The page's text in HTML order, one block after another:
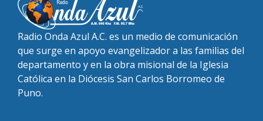
Radio Onda Azul A.C. es un medio de comunicación
que surge en apoyo evangelizador a las familias del
departamento y en la obra misional de la Iglesia
Católica en la Diócesis San Carlos Borromeo de
Puno.